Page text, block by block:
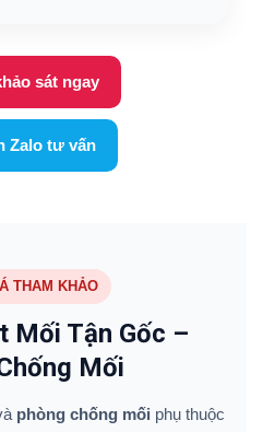
sát ngay
Zalo tư vấn
THAM KHẢO
Mối Tận Gốc –
Mối
phòng chống mối phụ thuộc